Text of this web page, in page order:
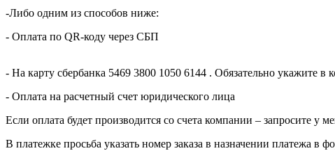
-Либо одним из способов ниже:
- Оплата по QR-коду через СБП
- На карту сбербанка 5469 3800 1050 6144 . Обязательно укажите
- Оплата на расчетный счет юридического лица
Если оплата будет производится со счета компании – запросите у
В платежке просьба указать номер заказа в назначении платежа в